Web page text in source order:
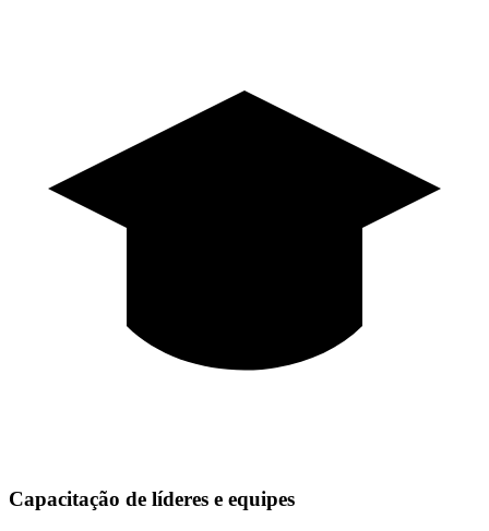
Capacitação de líderes e equipes